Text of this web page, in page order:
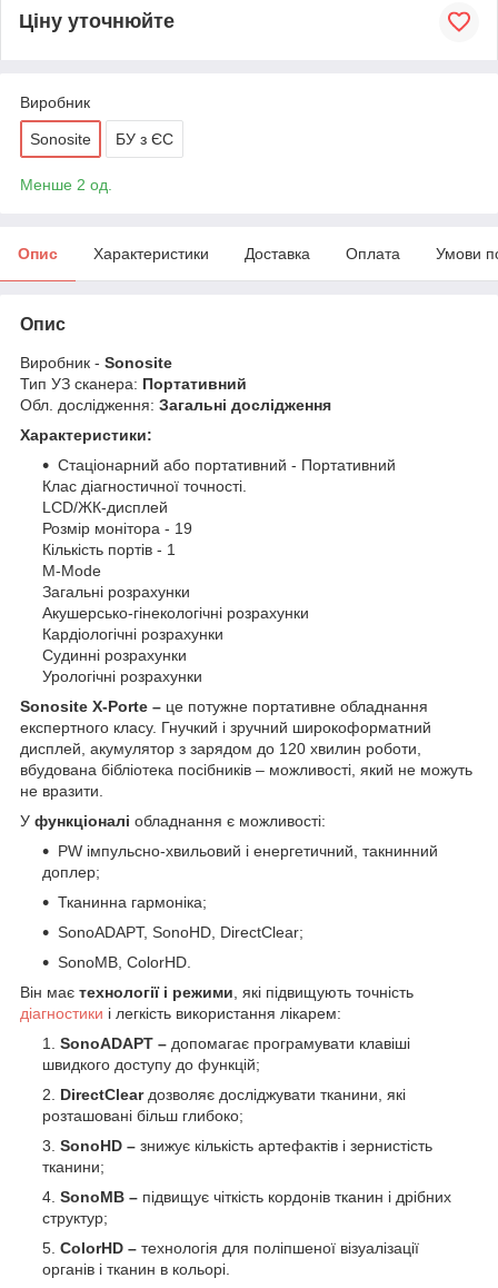
Ціну уточнюйте
Виробник
Sonosite БУ з ЄС
Менше 2 од.
Опис Характеристики Доставка Оплата Умови
Опис
Виробник - Sonosite
Тип УЗ сканера: Портативний
Обл. дослідження: Загальні дослідження
Характеристики:
Стаціонарний або портативний - Портативний
Клас діагностичної точності.
LCD/ЖК-дисплей
Розмір монітора - 19
Кількість портів - 1
M-Mode
Загальні розрахунки
Акушерсько-гінекологічні розрахунки
Кардіологічні розрахунки
Судинні розрахунки
Урологічні розрахунки
Sonosite X-Porte – це потужне портативне обладнання
експертного класу. Гнучкий і зручний широкоформатний
дисплей, акумулятор з зарядом до 120 хвилин роботи,
вбудована бібліотека посібників – можливості, який не можуть
не вразити.
У функціоналі обладнання є можливості:
PW імпульсно-хвильовий і енергетичний, такнинний
доплер;
Тканинна гармоніка;
SonoADAPT, SonoHD, DirectClear;
SonoMB, ColorHD.
Він має технології і режими , які підвищують точність
діагностики і легкість використання лікарем:
SonoADAPT – допомагає програмувати клавіші
швидкого доступу до функцій;
DirectClearдозволяє досліджувати тканини, які
розташовані більш глибоко;
SonoHD – знижує кількість артефактів і зернистість
тканини;
SonoMB – підвищує чіткість кордонів тканин і дрібних
структур;
ColorHD – технологія для поліпшеної візуалізації
органів і тканин в кольорі.